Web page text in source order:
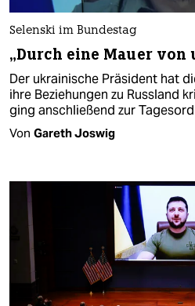
Selenski im Bundestag
„Durch eine Mauer von
Der ukrainische Präsident hat
ihre Beziehungen zu Russland
ging anschließend zur
Von Gareth Joswig